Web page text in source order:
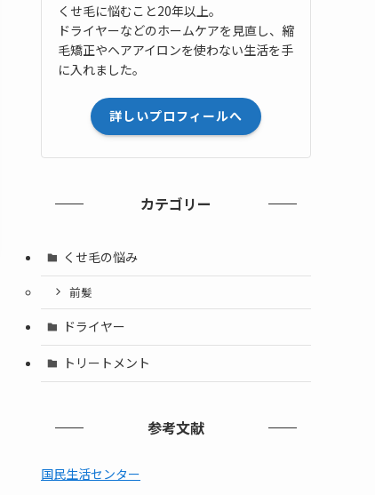
くせ毛に悩むこと20年以上。
ドライヤーなどのホームケアを見直し、縮
毛矯正やヘアアイロンを使わない生活を手
に入れました。
詳しいプロフィールへ
カテゴリー
くせ毛の悩み
前髪
ドライヤー
トリートメント
参考文献
国民生活センター